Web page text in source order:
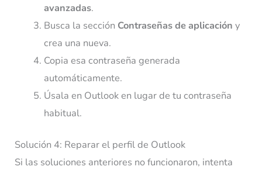
avanzadas.
Busca la sección Contraseñas de aplicación y
crea una nueva.
Copia esa contraseña generada
automáticamente.
Úsala en Outlook en lugar de tu contraseña
habitual.
Solución 4: Reparar el perfil de Outlook
Si las soluciones anteriores no funcionaron, intenta